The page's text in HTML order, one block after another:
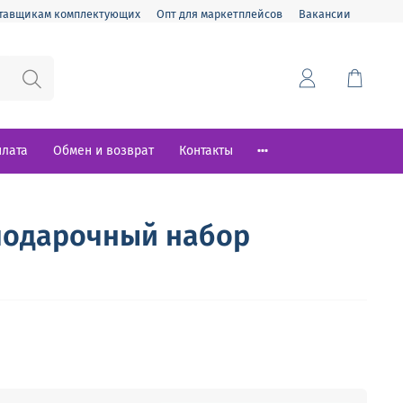
комплектующих Опт для маркетплейсов Вакансии
Обмен и возврат Контакты
набор